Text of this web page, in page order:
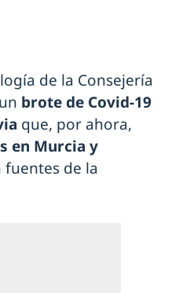
de la Consejería
brote de Covid-19
que, por ahora,
en Murcia y
de la